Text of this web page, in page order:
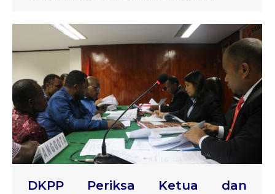
DKPP Periksa Ketua dan